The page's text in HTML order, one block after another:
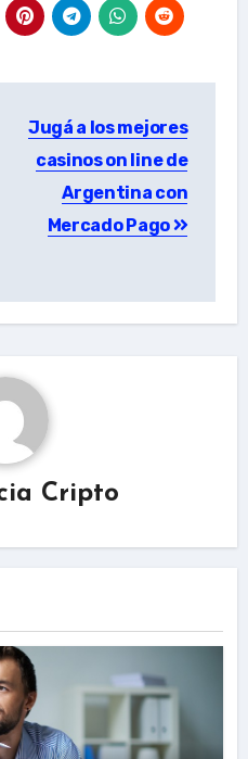
Jugá a los mejores
casinos on line de
Argentina con
Mercado Pago
Cripto